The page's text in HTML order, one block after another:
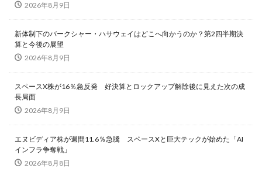
2026年8月9日
新体制下のバークシャー・ハサウェイはどこへ向かうのか？第2四半期決
算と今後の展望
2026年8月9日
スペースX株が16％急反発 好決算とロックアップ解除後に見えた次の成
長局面
2026年8月9日
エヌビディア株が週間11.6％急騰 スペースXと巨大テックが始めた「AI
インフラ争奪戦」
2026年8月8日